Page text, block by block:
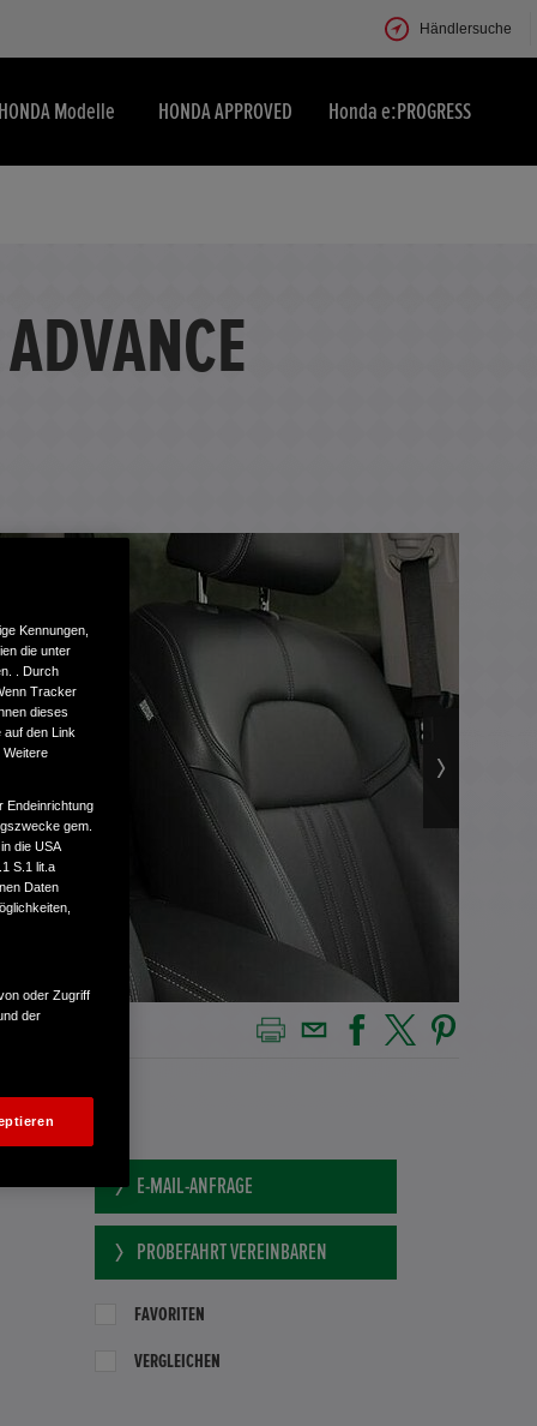
Händlersuche
Modelle HONDA APPROVED Honda e:PROGRESS
E-MAIL-ANFRAGE
PROBEFAHRT VEREINBAREN
FAVORITEN
VERGLEICHEN
Kennungen,
die unter
. Durch
Tracker
dieses
auf den Link
Weitere
Endeinrichtung
gem.
die USA
S.1 lit.a
Daten
oder Zugriff
der